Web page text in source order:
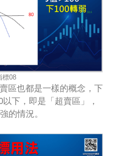
標08
區也都是一樣的概念，下
下，即是「超賣區」，
的情況。